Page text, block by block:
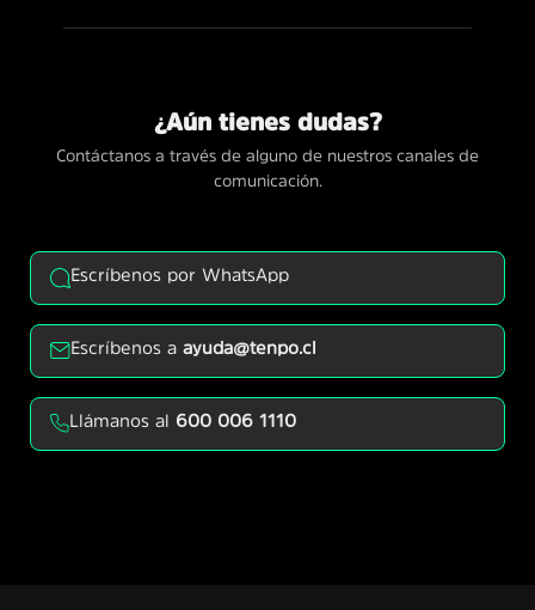
¿Aún tienes dudas?
Contáctanos a través de alguno de nuestros canales de
comunicación.
Escríbenos por WhatsApp
Escríbenos aayuda@tenpo.cl
Llámanos al 600 006 1110